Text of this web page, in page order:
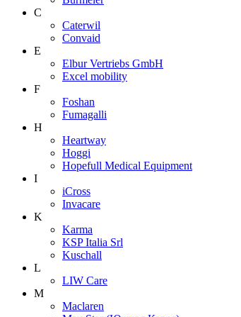
C
Caterwil
Convaid
E
Elbur Vertriebs GmbH
Excel mobility
F
Foshan
Fumagalli
H
Heartway
Hoggi
Hopefull Medical Equipment
I
iCross
Invacare
K
Karma
KSP Italia Srl
Kuschall
L
LIW Care
M
Maclaren